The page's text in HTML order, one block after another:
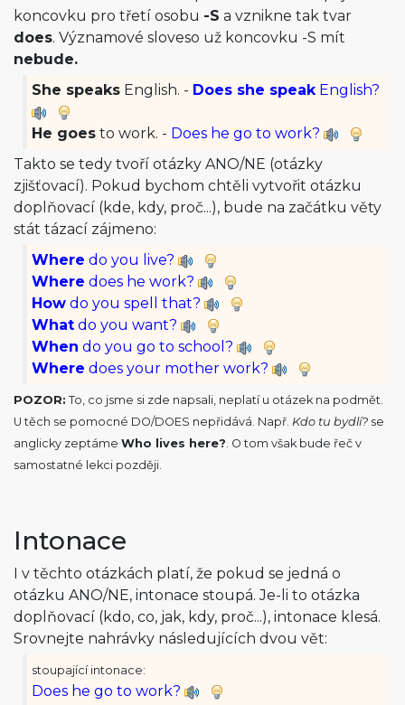
koncovku pro třetí osobu -S a vznikne tak tvar
does. Významové sloveso už koncovku -S mít
nebude.
She speaks English. - Does she speakEnglish?
He goes to work. - Does he go to work?
Takto se tedy tvoří otázky ANO/NE (otázky
zjišťovací). Pokud bychom chtěli vytvořit otázku
doplňovací (kde, kdy, proč...), bude na začátku věty
stát tázací zájmeno:
Where do you live?
Where does he work?
How do you spell that?
What do you want?
When do you go to school?
Where does your mother work?
POZOR: To, co jsme si zde napsali, neplatí u otázek na podmět.
U těch se pomocné DO/DOES nepřidává. Např. Kdo tu bydlí? se
anglicky zeptáme Who lives here?. O tom však bude řeč v
samostatné lekci později.
Intonace
I v těchto otázkách platí, že pokud se jedná o
otázku ANO/NE, intonace stoupá. Je-li to otázka
doplňovací (kdo, co, jak, kdy, proč...), intonace klesá.
Srovnejte nahrávky následujících dvou vět:
stoupající intonace:
Does he go to work?